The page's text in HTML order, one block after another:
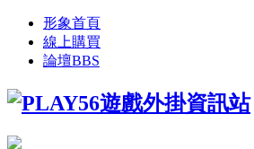
形象首頁
線上購買
論壇BBS